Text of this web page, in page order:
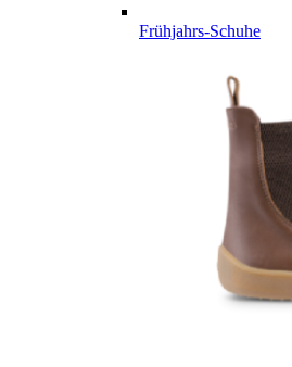
Frühjahrs-Schuhe